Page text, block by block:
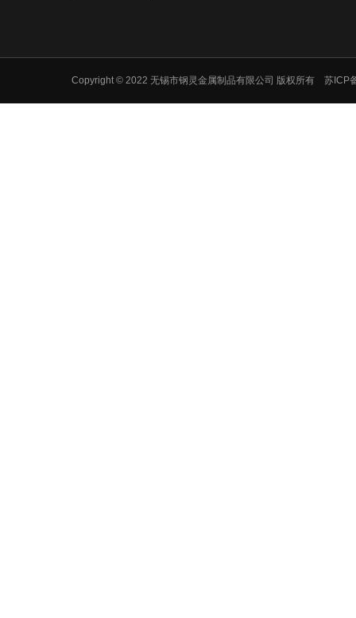
Copyright © 2022 无锡市钢灵金属制品有限公司 版权所有 苏